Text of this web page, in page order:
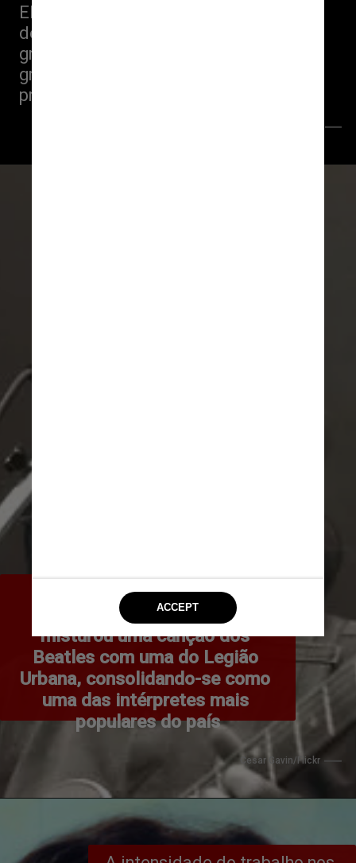
Eller cantou em corais, participou
de óperas, foi vocalista de um
grupo de forró, tocou surdo em um
grupo de samba e liderou o
primeiro trio elétrico da capital
Sua carreira fonográfica
começou em 1990, quando
misturou uma canção dos
Beatles com uma do Legião
Urbana, consolidando-se como
uma das intérpretes mais
populares do país
Cesar Gavin/Flickr